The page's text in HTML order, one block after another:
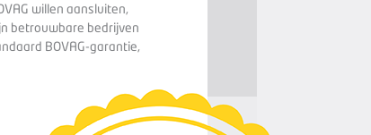
willen aansluiten,
betrouwbare bedrijven
BOVAG-garantie,